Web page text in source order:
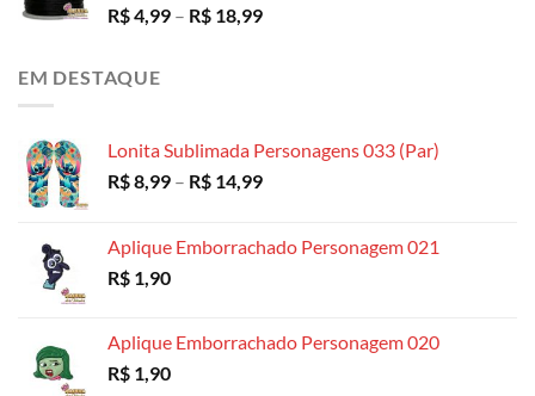
R$4,99 – R$ 18,99Faixa
EM DESTAQUE
Lonita Sublimada Personagens 033 (Par)
R$8,99 – R$ 14,99Faixa
R$ 8,99
Aplique Emborrachado Personagem 021
R$ 1,90
Aplique Emborrachado Personagem 020
R$ 1,90